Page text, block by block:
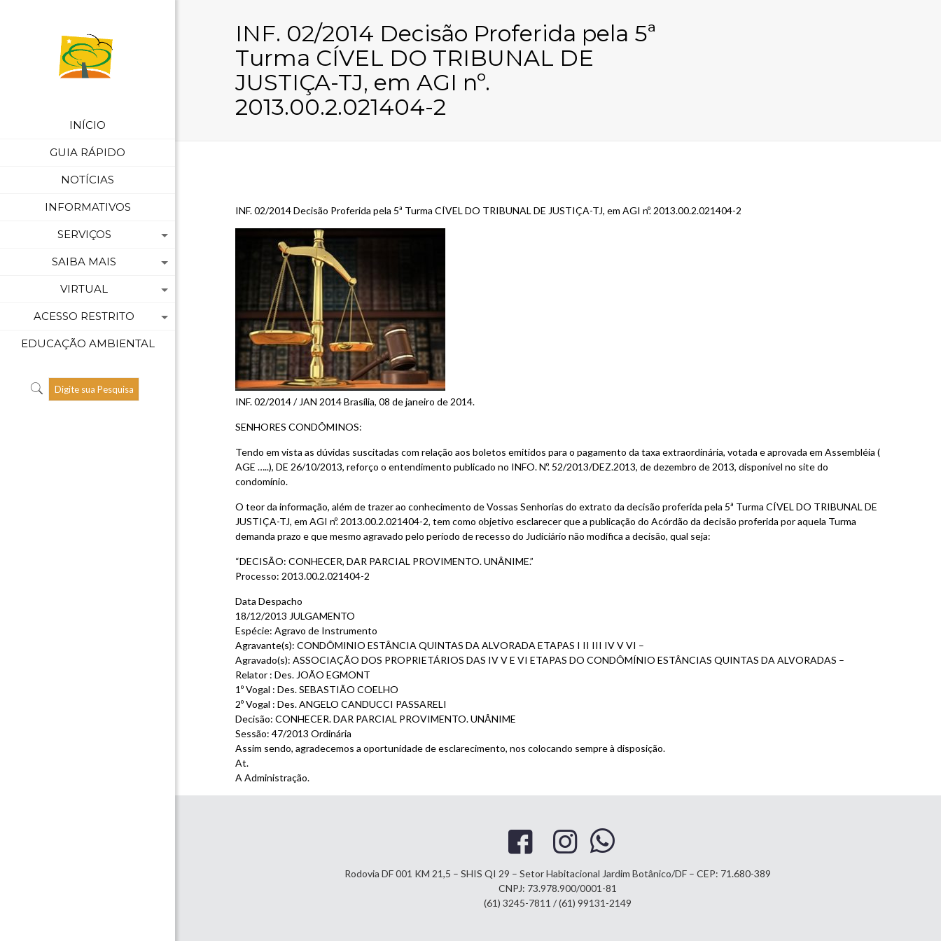
INÍCIO
GUIA RÁPIDO
NOTÍCIAS
INFORMATIVOS
SERVIÇOS
SAIBA MAIS
VIRTUAL
ACESSO RESTRITO
EDUCAÇÃO AMBIENTAL
INF. 02/2014 Decisão Proferida pela 5ª
Turma CÍVEL DO TRIBUNAL DE
JUSTIÇA-TJ, em AGI nº.
2013.00.2.021404-2
INF. 02/2014 Decisão Proferida pela 5ª Turma CÍVEL DO TRIBUNAL DE JUSTIÇA-TJ, em AGI nº. 2013.00.2.021404-2
INF. 02/2014 / JAN 2014 Brasília, 08 de janeiro de 2014.
SENHORES CONDÔMINOS:
Tendo em vista as dúvidas suscitadas com relação aos boletos emitidos para o pagamento da taxa extraordinária, votada e aprovada em Assembléia (
AGE …..), DE 26/10/2013, reforço o entendimento publicado no INFO. Nº. 52/2013/DEZ.2013, de dezembro de 2013, disponível no site do
condomínio.
O teor da informação, além de trazer ao conhecimento de Vossas Senhorias do extrato da decisão proferida pela 5ª Turma CÍVEL DO TRIBUNAL DE
JUSTIÇA-TJ, em AGI nº. 2013.00.2.021404-2, tem como objetivo esclarecer que a publicação do Acórdão da decisão proferida por aquela Turma
demanda prazo e que mesmo agravado pelo período de recesso do Judiciário não modifica a decisão, qual seja:
“DECISÃO: CONHECER, DAR PARCIAL PROVIMENTO. UNÂNIME.”
Processo: 2013.00.2.021404-2
Data Despacho
18/12/2013 JULGAMENTO
Espécie: Agravo de Instrumento
Agravante(s): CONDÔMINIO ESTÂNCIA QUINTAS DA ALVORADA ETAPAS I II III IV V VI –
Agravado(s): ASSOCIAÇÃO DOS PROPRIETÁRIOS DAS IV V E VI ETAPAS DO CONDÔMÍNIO ESTÂNCIAS QUINTAS DA ALVORADAS –
Relator : Des. JOÃO EGMONT
1º Vogal : Des. SEBASTIÃO COELHO
2º Vogal : Des. ANGELO CANDUCCI PASSARELI
Decisão: CONHECER. DAR PARCIAL PROVIMENTO. UNÂNIME
Sessão: 47/2013 Ordinária
Assim sendo, agradecemos a oportunidade de esclarecimento, nos colocando sempre à disposição.
At.
A Administração.
Rodovia DF 001 KM 21,5 – SHIS QI 29 – Setor Habitacional Jardim Botânico/DF – CEP: 71.680-389
CNPJ: 73.978.900/0001-81
(61) 3245-7811 / (61) 99131-2149